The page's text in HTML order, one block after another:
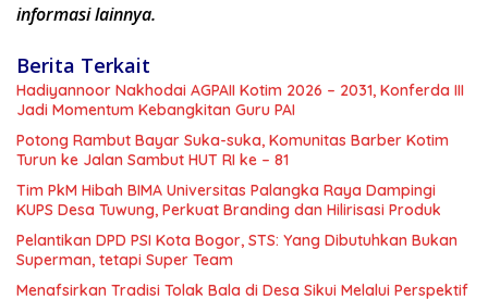
informasi lainnya.
Berita Terkait
Hadiyannoor Nakhodai AGPAII Kotim 2026 – 2031, Konferda III
Jadi Momentum Kebangkitan Guru PAI
Potong Rambut Bayar Suka-suka, Komunitas Barber Kotim
Turun ke Jalan Sambut HUT RI ke – 81
Tim PkM Hibah BIMA Universitas Palangka Raya Dampingi
KUPS Desa Tuwung, Perkuat Branding dan Hilirisasi Produk
Pelantikan DPD PSI Kota Bogor, STS: Yang Dibutuhkan Bukan
Superman, tetapi Super Team
Menafsirkan Tradisi Tolak Bala di Desa Sikui Melalui Perspektif